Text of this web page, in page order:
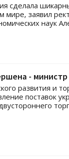
сделала
мире, заявил
наук
- министр
развития и
поставок